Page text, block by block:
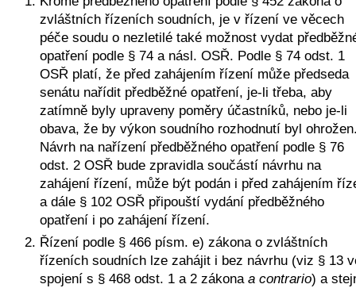
zvláštních řízeních soudních, je v řízení ve věcech
péče soudu o nezletilé také možnost vydat
opatření podle § 74 a násl. OSŘ. Podle § 74 odst. 1
OSŘ platí, že před zahájením řízení může předseda
senátu nařídit předběžné opatření, je-li třeba, aby
zatímně byly upraveny poměry účastníků, nebo je-li
obava, že by výkon soudního rozhodnutí byl
Návrh na nařízení předběžného opatření podle § 76
odst. 2 OSŘ bude zpravidla součástí návrhu na
zahájení řízení, může být podán i před zahájením
a dále § 102 OSŘ připouští vydání předběžného
opatření i po zahájení řízení.
Řízení podle § 466 písm. e) zákona o zvláštních
řízeních soudních lze zahájit i bez návrhu (viz § 13
spojení s § 468 odst. 1 a 2 zákona a contrario) a